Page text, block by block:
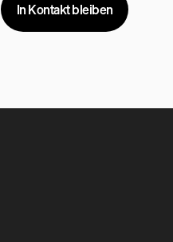
In Kontakt bleiben